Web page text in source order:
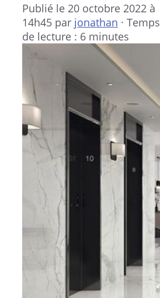
Publié le 20 octobre 2022 à
14h45 par jonathan · Temps
de lecture : 6 minutes